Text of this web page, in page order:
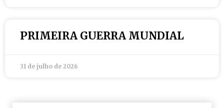
PRIMEIRA GUERRA MUNDIAL
31 de julho de 2026